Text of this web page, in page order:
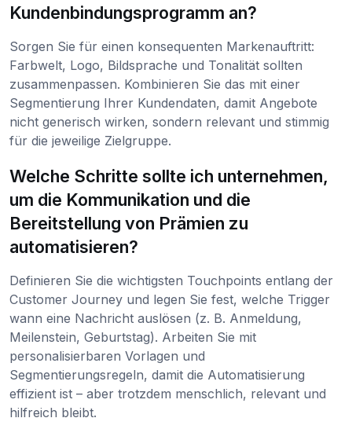
Kundenbindungsprogramm an?
Sorgen Sie für einen konsequenten Markenauftritt:
Farbwelt, Logo, Bildsprache und Tonalität sollten
zusammenpassen. Kombinieren Sie das mit einer
Segmentierung Ihrer Kundendaten, damit Angebote
nicht generisch wirken, sondern relevant und stimmig
für die jeweilige Zielgruppe.
Welche Schritte sollte ich unternehmen,
um die Kommunikation und die
Bereitstellung von Prämien zu
automatisieren?
Definieren Sie die wichtigsten Touchpoints entlang der
Customer Journey und legen Sie fest, welche Trigger
wann eine Nachricht auslösen (z. B. Anmeldung,
Meilenstein, Geburtstag). Arbeiten Sie mit
personalisierbaren Vorlagen und
Segmentierungsregeln, damit die Automatisierung
effizient ist – aber trotzdem menschlich, relevant und
hilfreich bleibt.